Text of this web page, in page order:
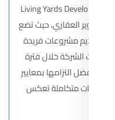
تعد شركة ليفينج ياردز للتطوير العقاري Living Yards Developments
التطوير العقاري، حيث تضع
تقديم مشروعات فريدة
استطاعت الشركة خلال فترة
بفضل التزامها بمعايير
لمشروعات متكاملة تعكس